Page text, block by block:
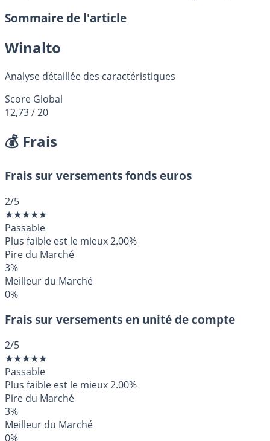
Sommaire de l'article
Winalto
Analyse détaillée des caractéristiques
Score Global
12,73/ 20
💰 Frais
Frais sur versements fonds euros
2/5
★★★★★
Passable
Plus faible est le mieux2.00%
Pire du Marché
3%
Meilleur du Marché
0%
Frais sur versements en unité de compte
2/5
★★★★★
Passable
Plus faible est le mieux2.00%
Pire du Marché
3%
Meilleur du Marché
0%